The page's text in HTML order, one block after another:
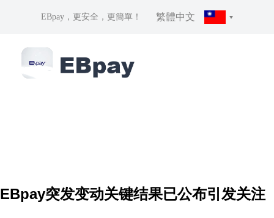
EBpay，更安全，更簡單！ 繁體中文
EBpay突发变动关键结果已公布引发关注